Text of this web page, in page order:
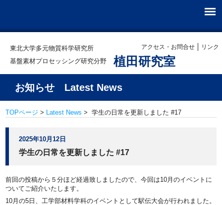
東北大学多元物質科学研究所
基盤素材プロセッシング研究分野
植田研究室
アクセス・お問合せ リンク
お知らせ Latest News
TOPページ > Latest News > 学生の日常を更新しました #17
2025年10月12日
学生の日常を更新しました #17
前回の投稿から５分ほど経過致しましたので、今回は10月のイベントに
ついてご紹介いたします。
10月の5日、工学部材料学科のイベントとして駅伝大会が行われました。